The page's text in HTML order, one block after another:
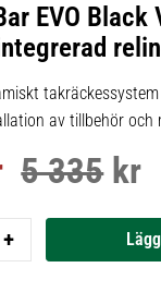
EVO Black
av tillbehör
Ordinarie pris:
5 335kr
+